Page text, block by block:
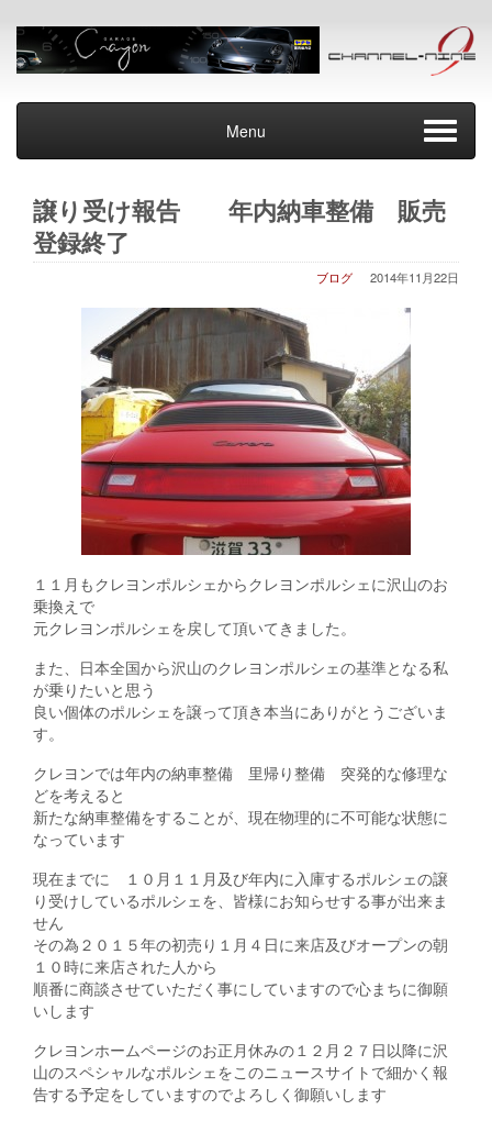
Menu
譲り受け報告 年内納車整備 販売
登録終了
2014年11月22日
ブログ
１１月もクレヨンポルシェからクレヨンポルシェに沢山のお
乗換えで
元クレヨンポルシェを戻して頂いてきました。
また、日本全国から沢山のクレヨンポルシェの基準となる私
が乗りたいと思う
良い個体のポルシェを譲って頂き本当にありがとうございま
す。
クレヨンでは年内の納車整備 里帰り整備 突発的な修理な
どを考えると
新たな納車整備をすることが、現在物理的に不可能な状態に
なっています
現在までに １０月１１月及び年内に入庫するポルシェの譲
り受けしているポルシェを、皆様にお知らせする事が出来ま
せん
その為２０１５年の初売り１月４日に来店及びオープンの朝
１０時に来店された人から
順番に商談させていただく事にしていますので心まちに御願
いします
クレヨンホームページのお正月休みの１２月２７日以降に沢
山のスペシャルなポルシェをこのニュースサイトで細かく報
告する予定をしていますのでよろしく御願いします